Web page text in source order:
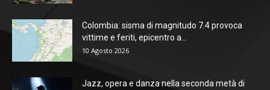
Colombia: sisma di magnitudo 7.4 provoca
vittime e feriti, epicentro a...
10 Agosto 2026
Jazz, opera e danza nella seconda metà di